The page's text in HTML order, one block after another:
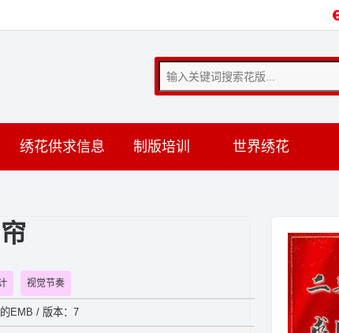
绣花供求信息 制版培训 世界绣花
视觉节奏
EMB / 版本：7